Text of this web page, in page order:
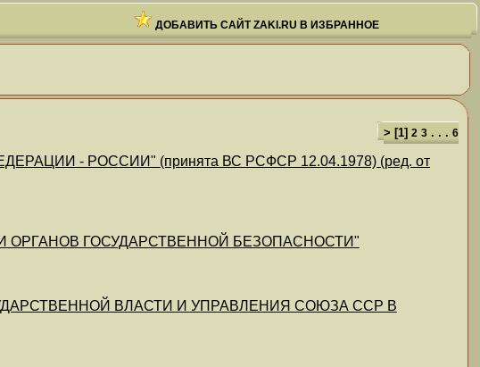
ДОБАВИТЬ САЙТ ZAKI.RU В ИЗБРАННОЕ
> [1] 2 3 . . . 6
- РОССИИ" (принята ВС РСФСР 12.04.1978) (ред. от
ОРГАНОВ ГОСУДАРСТВЕННОЙ БЕЗОПАСНОСТИ"
ВЛАСТИ И УПРАВЛЕНИЯ СОЮЗА ССР В